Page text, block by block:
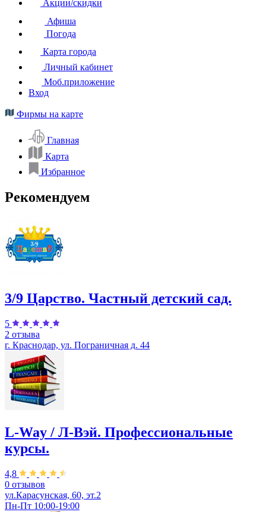
Акции/скидки
Афиша
Погода
Карта города
Личный кабинет
Моб.приложение
Вход
Фирмы на карте
Главная
Карта
Избранное
Рекомендуем
3/9 Царство. Частный детский сад.
5
2 отзыва
г. Краснодар, ул. Пограничная д. 44
L-Way / Л-Вэй. Профессиональные
курсы.
4,8
0 отзывов
ул.Карасунская, 60, эт.2
Пн-Пт 10:00-19:00